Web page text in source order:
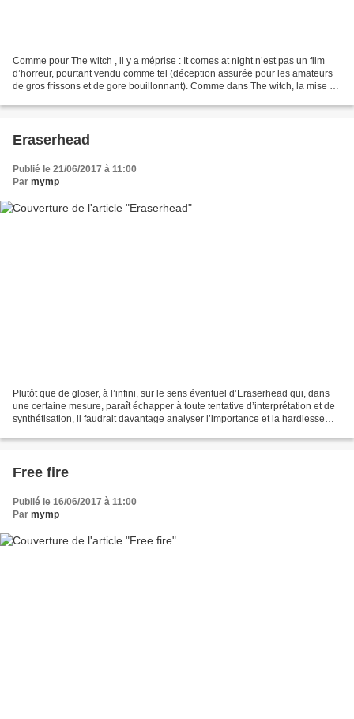
Comme pour The witch , il y a méprise : It comes at night n’est pas un film
d’horreur, pourtant vendu comme tel (déception assurée pour les amateurs
de gros frissons et de gore bouillonnant). Comme dans The witch, la mise en
Eraserhead
Publié le 21/06/2017 à 11:00
Par mymp
Plutôt que de gloser, à l’infini, sur le sens éventuel d’Eraserhead qui, dans
une certaine mesure, paraît échapper à toute tentative d’interprétation et de
synthétisation, il faudrait davantage analyser l’importance et la hardiesse
Free fire
Publié le 16/06/2017 à 11:00
Par mymp